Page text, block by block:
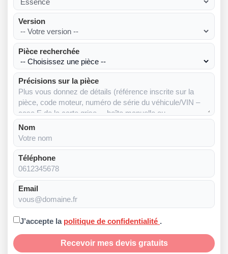
Version
Pièce recherchée
Précisions sur la pièce
Nom
Téléphone
Email
J’accepte la politique de confidentialité .
Recevoir mes devis gratuits